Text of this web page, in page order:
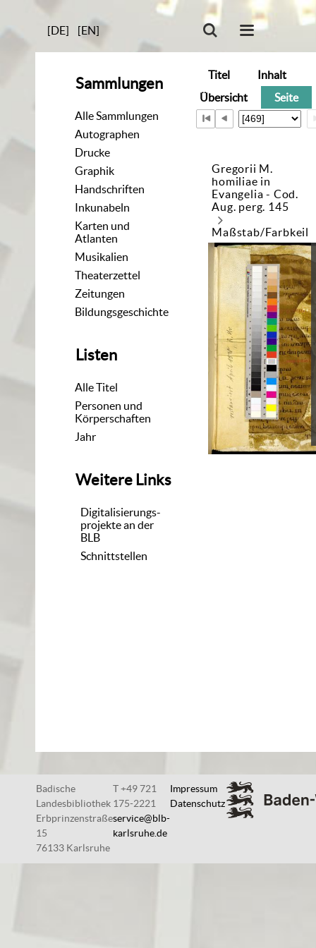
[DE] [EN]
Sammlungen
Alle Sammlungen
Autographen
Drucke
Graphik
Handschriften
Inkunabeln
Karten und
Atlanten
Musikalien
Theaterzettel
Zeitungen
Bildungsgeschichte
Listen
Alle Titel
Personen und
Körperschaften
Jahr
Weitere Links
Digitalisierungs-
projekte an der
BLB
Schnittstellen
Titel
Inhalt
Übersicht
Seite
Gregorii M.
homiliae in
Evangelia - Cod.
Aug. perg. 145
Maßstab/Farbkeil
Badische
Landesbibliothek
Erbprinzenstraße
15
76133 Karlsruhe
T +49 721
175-2221
service@blb-
karlsruhe.de
Impressum
Datenschutz